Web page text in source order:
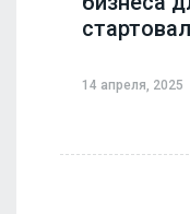
14 апреля, 2025